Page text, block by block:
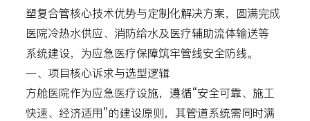
塑复合管核心技术优势与定制化解决方案，圆满完成
医院冷热水供应、消防给水及医疗辅助流体输送等
系统建设，为应急医疗保障筑牢管线安全防线。
一、项目核心诉求与选型逻辑
方舱医院作为应急医疗设施，遵循“安全可靠、施工
快速、经济适用”的建设原则，其管道系统需同时满